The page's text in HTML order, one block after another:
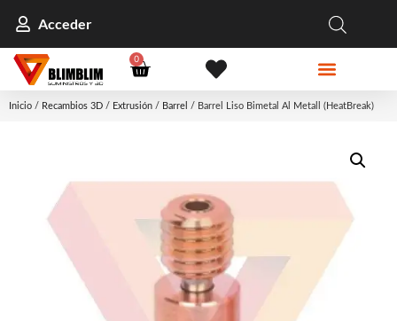
Acceder
0
Inicio / Recambios 3D / Extrusión / Barrel / Barrel Liso Bimetal Al Metall (HeatBreak)